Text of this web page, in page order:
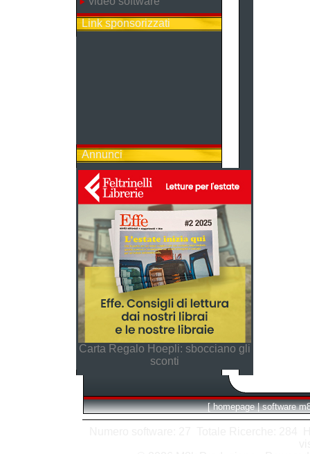
Link sponsorizzati
Annunci
Carta Regalo Hoepli: sbocciano gli
sconti
[ homepage | software